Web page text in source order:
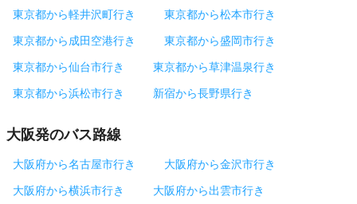
東京都から軽井沢町行き
東京都から松本市行き
東京都から成田空港行き
東京都から盛岡市行き
東京都から仙台市行き
東京都から草津温泉行き
東京都から浜松市行き
新宿から長野県行き
大阪発のバス路線
大阪府から名古屋市行き
大阪府から金沢市行き
大阪府から横浜市行き
大阪府から出雲市行き